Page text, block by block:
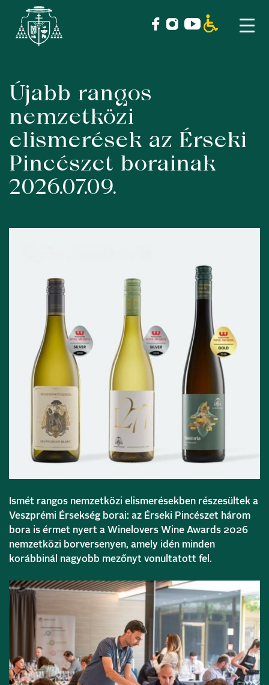
SkipÚjabb rangos
nemzetközi
elismerések az Érseki
Pincészet borainak
2026.07.09.
Ismét rangos nemzetközi elismerésekben részesültek a
Veszprémi Érsekség borai: az Érseki Pincészet három
bora is érmet nyert a Winelovers Wine Awards 2026
nemzetközi borversenyen, amely idén minden
korábbinál nagyobb mezőnyt vonultatott fel.